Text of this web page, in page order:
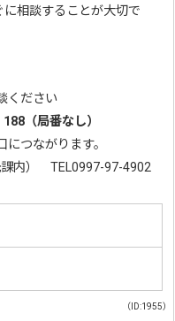
相談することが大切で
ください
（局番なし）
つながります。
課内） TEL0997-97-4902
（ID:1955）